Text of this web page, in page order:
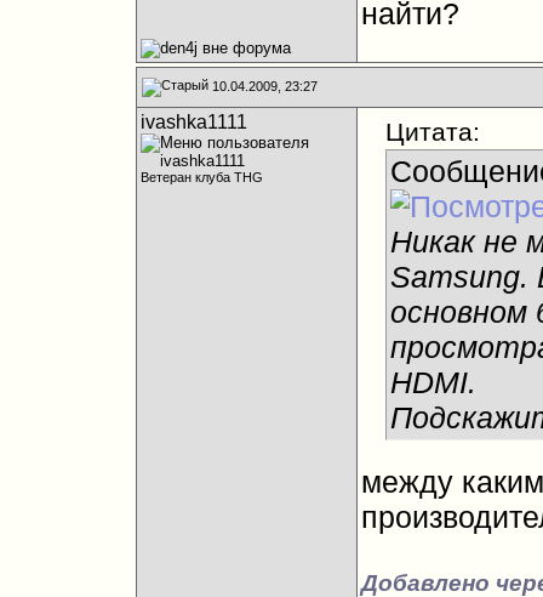
найти?
10.04.2009, 23:27
ivashka1111
Ветеран клуба THG
Цитата:
Никак не
Samsung.
основном
HDMI.
между
Добавлено